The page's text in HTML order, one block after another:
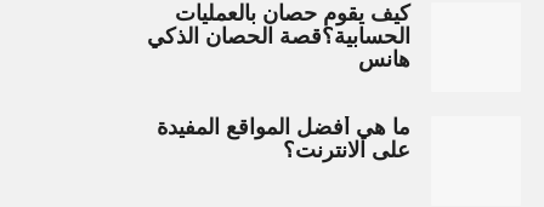
كيف يقوم حصان بالعمليات
الحسابية؟قصة الحصان الذكي
هانس
ما هي أفضل المواقع المفيدة
على الانترنت؟